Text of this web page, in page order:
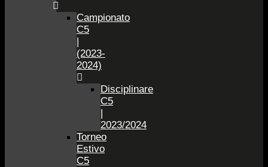
Campionato
C5
|
(2023-
2024)
Disciplinare
C5
|
2023/2024
Torneo
Estivo
C5